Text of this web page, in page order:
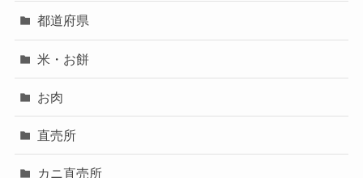
都道府県
米・お餅
お肉
直売所
カニ直売所